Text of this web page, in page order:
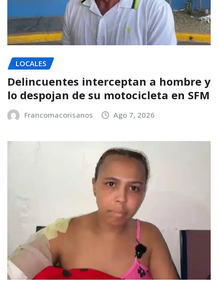
LOCALES
Delincuentes interceptan a hombre y
lo despojan de su motocicleta en SFM
Francomacorisanos Ago 7, 2026